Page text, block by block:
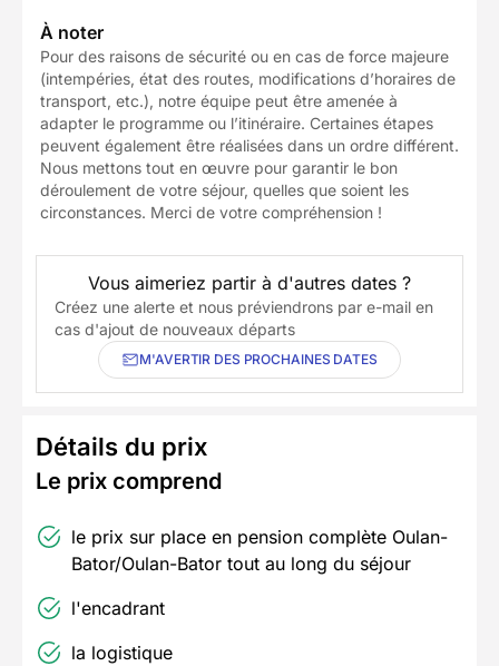
À noter
Pour des raisons de sécurité ou en cas de force majeure
(intempéries, état des routes, modifications d’horaires de
transport, etc.), notre équipe peut être amenée à
adapter le programme ou l’itinéraire. Certaines étapes
peuvent également être réalisées dans un ordre différent.
Nous mettons tout en œuvre pour garantir le bon
déroulement de votre séjour, quelles que soient les
circonstances. Merci de votre compréhension !
Vous aimeriez partir à d'autres dates ?
Créez une alerte et nous préviendrons par e-mail en
cas d'ajout de nouveaux départs
M'AVERTIR DES PROCHAINES DATES
Détails du prix
Le prix comprend
le prix sur place en pension complète Oulan-
Bator/Oulan-Bator tout au long du séjour
l'encadrant
la logistique